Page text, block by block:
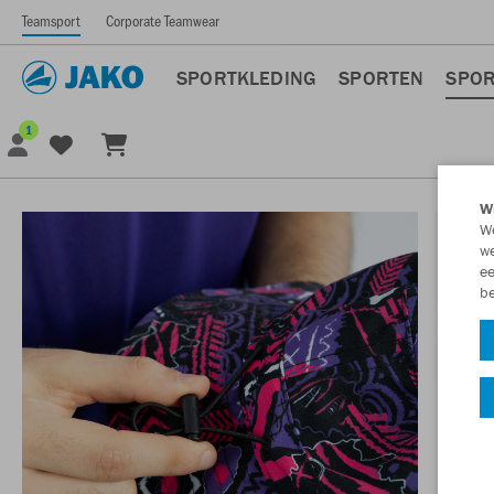
Teamsport Corporate Teamwear
SPORTKLEDING SPORTEN
1